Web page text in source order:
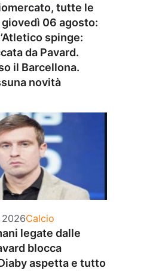
tutte le
06 agosto:
spinge:
da Pavard.
il Barcellona.
novità
Categorie
Calcio
legate dalle
blocca
aspetta e tutto